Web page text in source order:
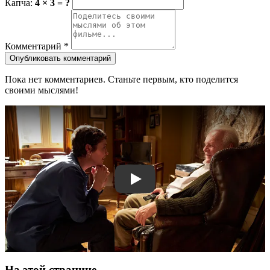
Капча: 4 × 3 = ?
Комментарий *
Опубликовать комментарий
Пока нет комментариев. Станьте первым, кто поделится
своими мыслями!
Смотреть трейлер